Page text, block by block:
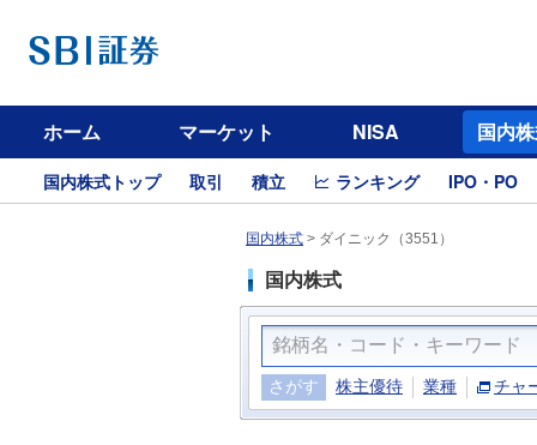
ホーム マーケット NISA 国内
国内株式トップ 取引 積立 ランキング IPO・PO
国内株式 > ダイニック（3551）
国内株式
さがす 株主優待 業種 チャ